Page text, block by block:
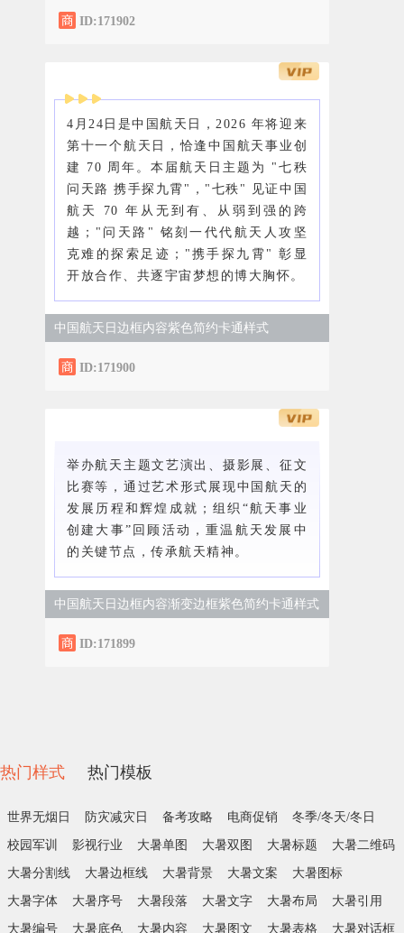
ID:171902
4月24日是中国航天日，2026 年将迎来
第十一个航天日，恰逢中国航天事业创
建 70 周年。本届航天日主题为 "七秩
问天路 携手探九霄"，"七秩" 见证中国
航天 70 年从无到有、从弱到强的跨
越；"问天路" 铭刻一代代航天人攻坚
克难的探索足迹；"携手探九霄" 彰显
开放合作、共逐宇宙梦想的博大胸怀。
中国航天日边框内容紫色简约卡通样式
ID:171900
举办航天主题文艺演出、摄影展、征文
比赛等，通过艺术形式展现中国航天的
发展历程和辉煌成就；组织“航天事业
创建大事”回顾活动，重温航天发展中
的关键节点，传承航天精神。
中国航天日边框内容渐变边框紫色简约卡通样式
ID:171899
热门样式 热门模板
世界无烟日 防灾减灾日 备考攻略 电商促销 冬季/冬天/冬日
校园军训 影视行业 大暑单图 大暑双图 大暑标题 大暑二维码
大暑分割线 大暑边框线 大暑背景 大暑文案 大暑图标
大暑字体 大暑序号 大暑段落 大暑文字 大暑布局 大暑引用
大暑编号 大暑底色 大暑内容 大暑图文 大暑表格 大暑对话框